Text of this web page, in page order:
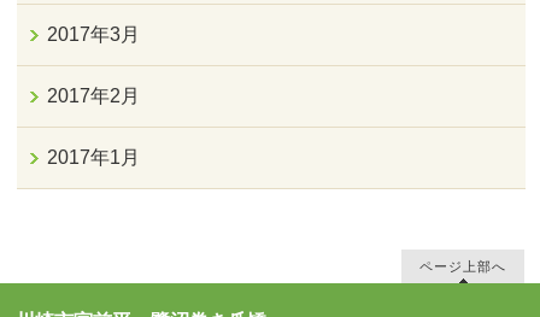
2017年3月
2017年2月
2017年1月
ページ上部へ